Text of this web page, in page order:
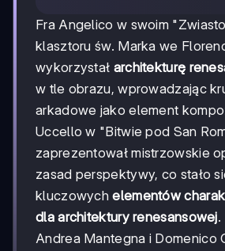
Fra Angelico w swoim
klasztoru św. Marka we
wykorzystał architekturę
w tle obrazu, wprowadzając
arkadowe jako element
Uccello w "Bitwie pod San
zaprezentował mistrzowskie
zasad perspektywy, co stało
kluczowychelementów
dla architektury renesansowej.
Andrea Mantegna i Domenico